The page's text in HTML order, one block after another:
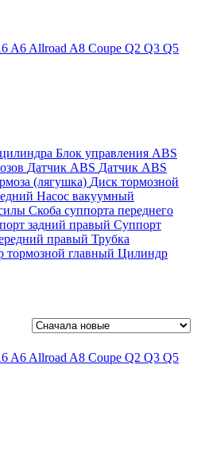
A6 Allroad A8 Coupe Q2 Q3 Q5
Блок управления ABS
Датчик ABS Датчик ABS
(лягушка) Диск тормозной
Насос вакуумный
Скоба суппорта переднего
задний правый Суппорт
правый Трубка
тормозной главный Цилиндр
A6 Allroad A8 Coupe Q2 Q3 Q5